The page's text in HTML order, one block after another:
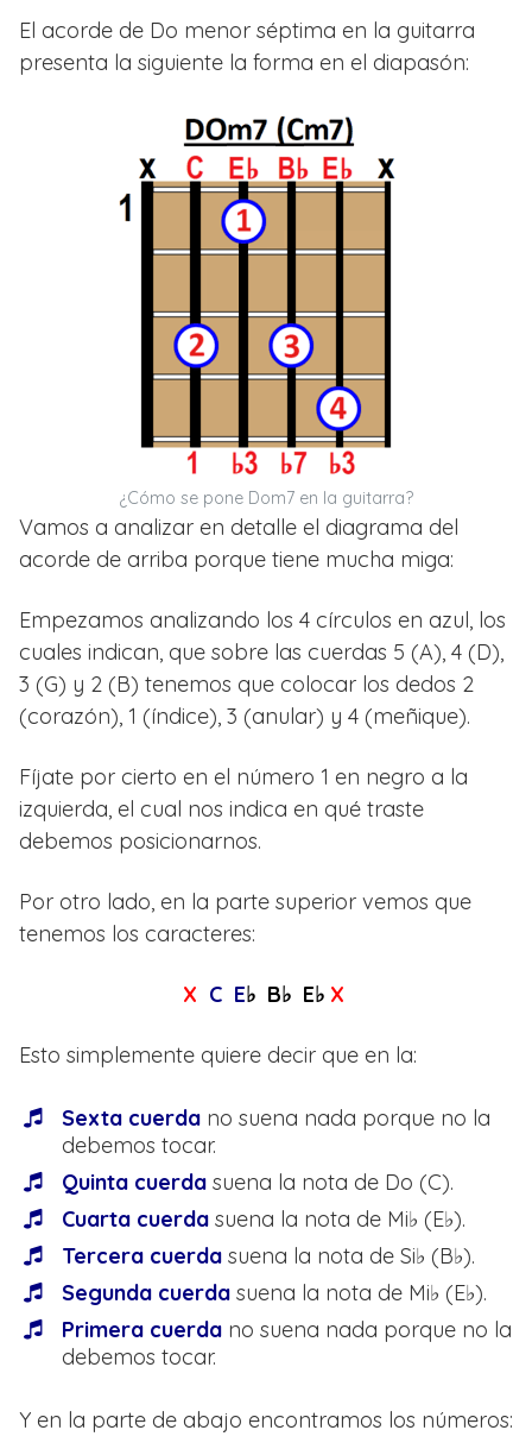
El acorde de Do menor séptima en la guitarra
presenta la siguiente la forma en el diapasón:
¿Cómo se pone Dom7 en la guitarra?
Vamos a analizar en detalle el diagrama del
acorde de arriba porque tiene mucha miga:
Empezamos analizando los 4 círculos en azul, los
cuales indican, que sobre las cuerdas 5 (A), 4 (D),
3 (G) y 2 (B) tenemos que colocar los dedos 2
(corazón), 1 (índice), 3 (anular) y 4 (meñique).
Fíjate por cierto en el número 1 en negro a la
izquierda, el cual nos indica en qué traste
debemos posicionarnos.
Por otro lado, en la parte superior vemos que
tenemos los caracteres:
X C E♭ B♭ E♭X
Esto simplemente quiere decir que en la:
Sexta cuerda no suena nada porque no la
debemos tocar.
Quinta cuerda suena la nota de Do (C).
Cuarta cuerda suena la nota de Mi♭ (E♭).
Tercera cuerda suena la nota de Si♭ (B♭).
Segunda cuerda suena la nota de Mi♭ (E♭).
Primera cuerda no suena nada porque no la
debemos tocar.
Y en la parte de abajo encontramos los números: